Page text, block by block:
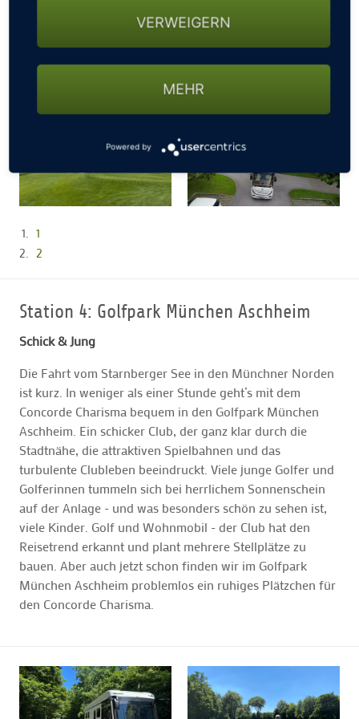
1
2
Station 4: Golfpark München Aschheim
Schick & Jung
Die Fahrt vom Starnberger See in den Münchner Norden
ist kurz. In weniger als einer Stunde geht’s mit dem
Concorde Charisma bequem in den Golfpark München
Aschheim. Ein schicker Club, der ganz klar durch die
Stadtnähe, die attraktiven Spielbahnen und das
turbulente Clubleben beeindruckt. Viele junge Golfer und
Golferinnen tummeln sich bei herrlichem Sonnenschein
auf der Anlage - und was besonders schön zu sehen ist,
viele Kinder. Golf und Wohnmobil - der Club hat den
Reisetrend erkannt und plant mehrere Stellplätze zu
bauen. Aber auch jetzt schon finden wir im Golfpark
München Aschheim problemlos ein ruhiges Plätzchen für
den Concorde Charisma.
VERWEIGERN
MEHR
Powered by